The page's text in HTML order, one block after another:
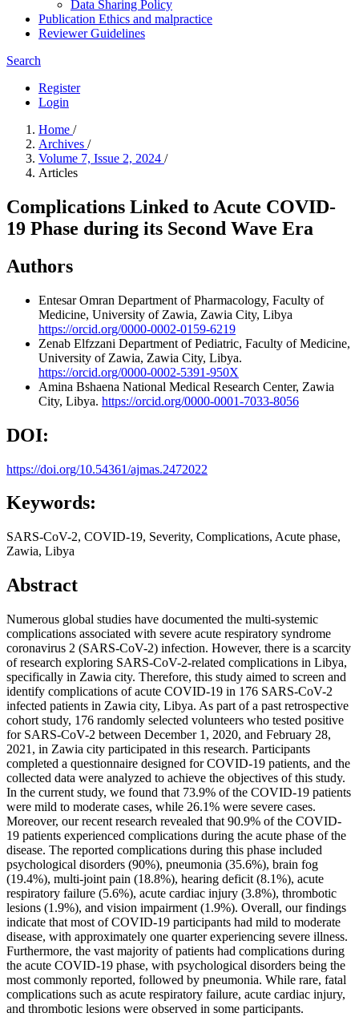
Data Sharing Policy
Publication Ethics and malpractice
Reviewer Guidelines
Search
Register
Login
Home /
Archives /
Volume 7, Issue 2, 2024 /
Articles
Complications Linked to Acute COVID-
19 Phase during its Second Wave Era
Authors
Entesar Omran Department of Pharmacology, Faculty of
Medicine, University of Zawia, Zawia City, Libya
https://orcid.org/0000-0002-0159-6219
Zenab Elfzzani Department of Pediatric, Faculty of Medicine,
University of Zawia, Zawia City, Libya.
https://orcid.org/0000-0002-5391-950X
Amina Bshaena National Medical Research Center, Zawia
City, Libya. https://orcid.org/0000-0001-7033-8056
DOI:
https://doi.org/10.54361/ajmas.2472022
Keywords:
SARS-CoV-2, COVID-19, Severity, Complications, Acute phase,
Zawia, Libya
Abstract
Numerous global studies have documented the multi-systemic
complications associated with severe acute respiratory syndrome
coronavirus 2 (SARS-CoV-2) infection. However, there is a scarcity
of research exploring SARS-CoV-2-related complications in Libya,
specifically in Zawia city. Therefore, this study aimed to screen and
identify complications of acute COVID-19 in 176 SARS-CoV-2
infected patients in Zawia city, Libya. As part of a past retrospective
cohort study, 176 randomly selected volunteers who tested positive
for SARS-CoV-2 between December 1, 2020, and February 28,
2021, in Zawia city participated in this research. Participants
completed a questionnaire designed for COVID-19 patients, and the
collected data were analyzed to achieve the objectives of this study.
In the current study, we found that 73.9% of the COVID-19 patients
were mild to moderate cases, while 26.1% were severe cases.
Moreover, our recent research revealed that 90.9% of the COVID-
19 patients experienced complications during the acute phase of the
disease. The reported complications during this phase included
psychological disorders (90%), pneumonia (35.6%), brain fog
(19.4%), multi-joint pain (18.8%), hearing deficit (8.1%), acute
respiratory failure (5.6%), acute cardiac injury (3.8%), thrombotic
lesions (1.9%), and vision impairment (1.9%). Overall, our findings
indicate that most of COVID-19 participants had mild to moderate
disease, with approximately one quarter experiencing severe illness.
Furthermore, the vast majority of patients had complications during
the acute COVID-19 phase, with psychological disorders being the
most commonly reported, followed by pneumonia. While rare, fatal
complications such as acute respiratory failure, acute cardiac injury,
and thrombotic lesions were observed in some participants.